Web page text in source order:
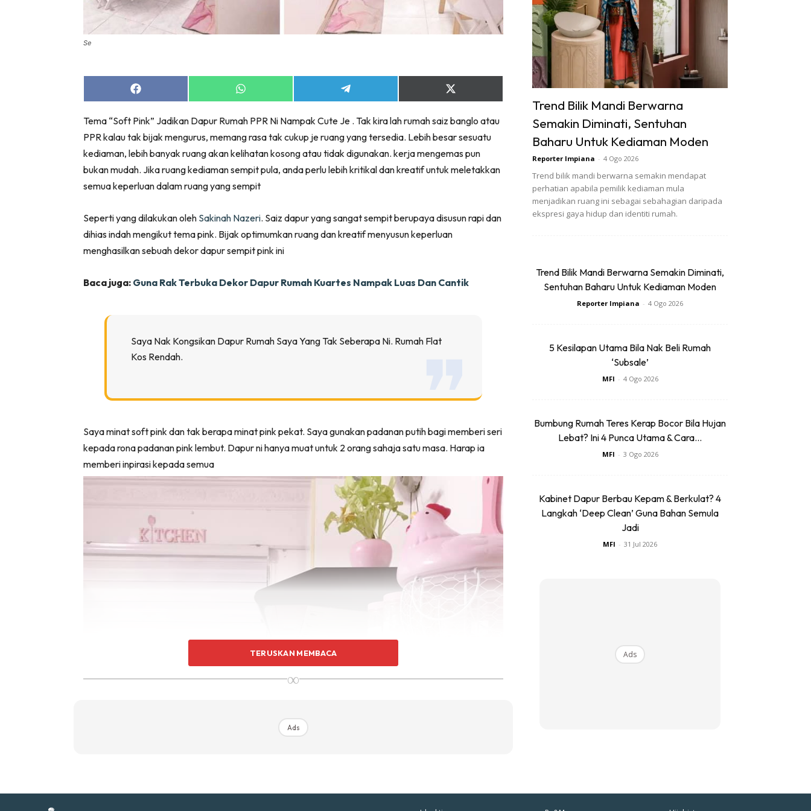
Bilik Air
Ruang Makan
Makeover Ruang Selebriti
Destinasi
Hotel
Hartanah
Impiana TV
Casa Impiana
Tip Laman
Se
Share
on
Share
on
Share
on
Share
on
(Twitter)
Tema “Soft Pink” Jadikan Dapur Rumah PPR Ni Nampak Cute Je . Tak kira lah rumah saiz banglo atau
PPR kalau tak bijak mengurus, memang rasa tak cukup je ruang yang tersedia. Lebih besar sesuatu
kediaman, lebih banyak ruang akan kelihatan kosong atau tidak digunakan. kerja mengemas pun
bukan mudah. Jika ruang kediaman sempit pula, anda perlu lebih kritikal dan kreatif untuk meletakkan
semua keperluan dalam ruang yang sempit
Seperti yang dilakukan oleh Sakinah Nazeri. Saiz dapur yang sangat sempit berupaya disusun rapi dan
dihias indah mengikut tema pink. Bijak optimumkan ruang dan kreatif menyusun keperluan
menghasilkan sebuah dekor dapur sempit pink ini
Baca juga: Guna Rak Terbuka Dekor Dapur Rumah Kuartes Nampak Luas Dan Cantik
Saya Nak Kongsikan Dapur Rumah Saya Yang Tak Seberapa Ni. Rumah Flat
Kos Rendah.
Saya minat soft pink dan tak berapa minat pink pekat. Saya gunakan padanan putih bagi memberi seri
kepada rona padanan pink lembut. Dapur ni hanya muat untuk 2 orang sahaja satu masa. Harap ia
memberi inpirasi kepada semua
TERUSKAN MEMBACA
∞
Ads
Trend Bilik Mandi Berwarna
Semakin Diminati, Sentuhan
Baharu Untuk Kediaman Moden
Reporter Impiana - 4 Ogo 2026
Trend bilik mandi berwarna semakin mendapat
perhatian apabila pemilik kediaman mula
menjadikan ruang ini sebagai sebahagian daripada
ekspresi gaya hidup dan identiti rumah.
Trend Bilik Mandi Berwarna Semakin Diminati,
Sentuhan Baharu Untuk Kediaman Moden
Reporter Impiana - 4 Ogo 2026
5 Kesilapan Utama Bila Nak Beli Rumah
‘Subsale’
MFI - 4 Ogo 2026
Bumbung Rumah Teres Kerap Bocor Bila Hujan
Lebat? Ini 4 Punca Utama & Cara...
MFI - 3 Ogo 2026
Kabinet Dapur Berbau Kepam & Berkulat? 4
Langkah ‘Deep Clean’ Guna Bahan Semula
Jadi
MFI - 31 Jul 2026
Ads